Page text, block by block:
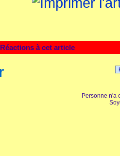
Réactions à cet article
Personne n'a